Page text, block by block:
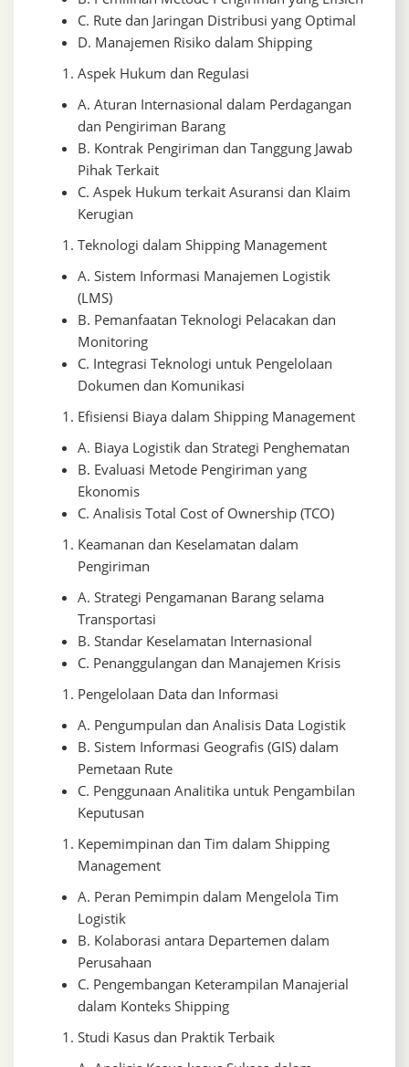
C. Rute dan Jaringan Distribusi yang Optimal
D. Manajemen Risiko dalam Shipping
Aspek Hukum dan Regulasi
A. Aturan Internasional dalam Perdagangan
dan Pengiriman Barang
B. Kontrak Pengiriman dan Tanggung Jawab
Pihak Terkait
C. Aspek Hukum terkait Asuransi dan Klaim
Kerugian
Teknologi dalam Shipping Management
A. Sistem Informasi Manajemen Logistik
(LMS)
B. Pemanfaatan Teknologi Pelacakan dan
Monitoring
C. Integrasi Teknologi untuk Pengelolaan
Dokumen dan Komunikasi
Efisiensi Biaya dalam Shipping Management
A. Biaya Logistik dan Strategi Penghematan
B. Evaluasi Metode Pengiriman yang
Ekonomis
C. Analisis Total Cost of Ownership (TCO)
Keamanan dan Keselamatan dalam
Pengiriman
A. Strategi Pengamanan Barang selama
Transportasi
B. Standar Keselamatan Internasional
C. Penanggulangan dan Manajemen Krisis
Pengelolaan Data dan Informasi
A. Pengumpulan dan Analisis Data Logistik
B. Sistem Informasi Geografis (GIS) dalam
Pemetaan Rute
C. Penggunaan Analitika untuk Pengambilan
Keputusan
Kepemimpinan dan Tim dalam Shipping
Management
A. Peran Pemimpin dalam Mengelola Tim
Logistik
B. Kolaborasi antara Departemen dalam
Perusahaan
C. Pengembangan Keterampilan Manajerial
dalam Konteks Shipping
Studi Kasus dan Praktik Terbaik